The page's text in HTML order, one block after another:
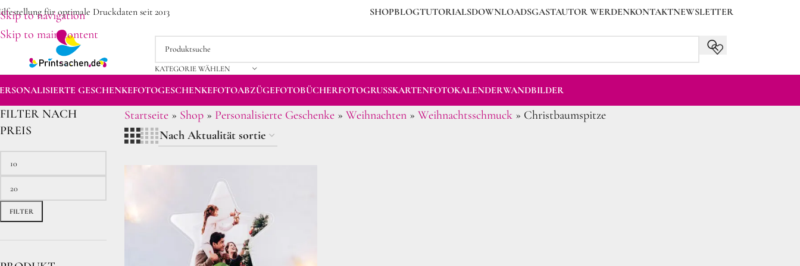
Skip to navigation
Skip to main content
für optimale Druckdaten seit 2013 SHOPBLOGTUTORIALSDOWNLOADSGASTAUTOR WERDENKONTAKTNEWSLETTER
KATEGORIE WÄHLEN
GESCHENKEFOTOGESCHENKEFOTOABZÜGEFOTOBÜCHERFOTOGRUSSKARTEN FOTOKALENDERWANDBILDER
FILTER NACH
PREIS
FILTER
Startseite» Shop» Personalisierte Geschenke» Weihnachten» Weihnachtsschmuck» Christbaumspitze